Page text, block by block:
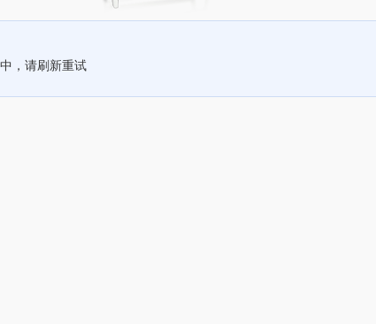
，请刷新重试